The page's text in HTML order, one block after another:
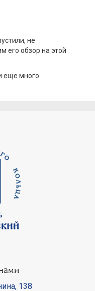
не
его обзор на этой
еще много
138